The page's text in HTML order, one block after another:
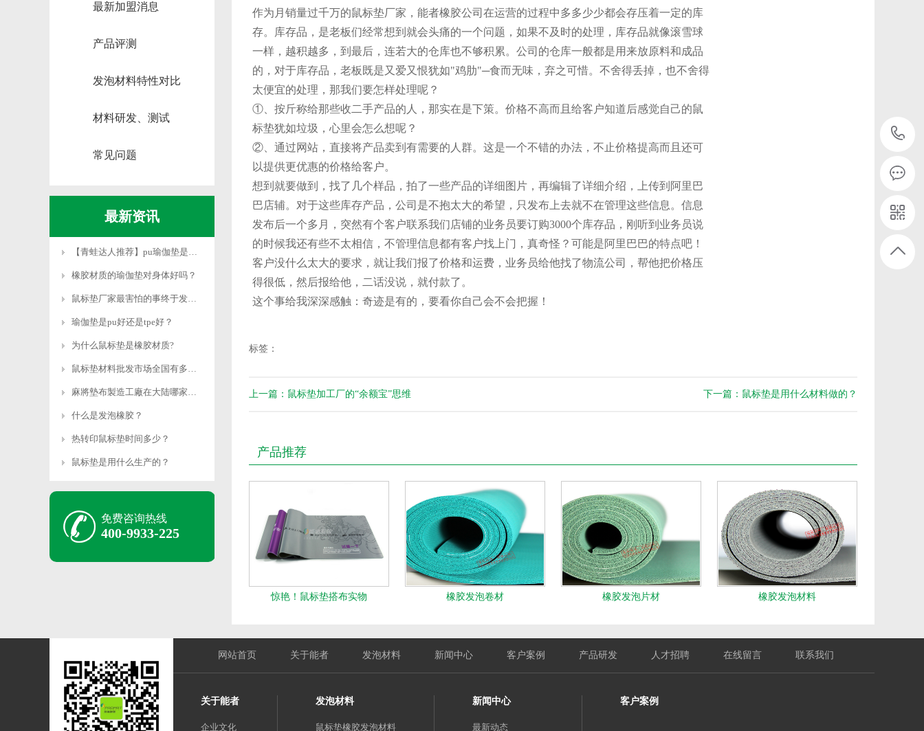
最新加盟消息
产品评测
发泡材料特性对比
材料研发、测试
常见问题
最新资讯
【青蛙达人推荐】pu瑜伽垫是什么材质
橡胶材质的瑜伽垫对身体好吗？
鼠标垫厂家最害怕的事终于发生了！
瑜伽垫是pu好还是tpe好？
为什么鼠标垫是橡胶材质?
鼠标垫材料批发市场全国有多少？
麻將墊布製造工廠在大陆哪家好？
什么是发泡橡胶？
热转印鼠标垫时间多少？
鼠标垫是用什么生产的？
免费咨询热线
400-9933-225
作为月销量过千万的鼠标垫厂家，能者橡胶公司在运营的过程中多多少少都会存压着一定的库
存。库存品，是老板们经常想到就会头痛的一个问题，如果不及时的处理，库存品就像滚雪球
一样，越积越多，到最后，连若大的仓库也不够积累。公司的仓库一般都是用来放原料和成品
的，对于库存品，老板既是又爱又恨犹如"鸡肋"─食而无味，弃之可惜。不舍得丢掉，也不舍得
太便宜的处理，那我们要怎样处理呢？
①、按斤称给那些收二手产品的人，那实在是下策。价格不高而且给客户知道后感觉自己的鼠
标垫犹如垃圾，心里会怎么想呢？
②、通过网站，直接将产品卖到有需要的人群。这是一个不错的办法，不止价格提高而且还可
以提供更优惠的价格给客户。
想到就要做到，找了几个样品，拍了一些产品的详细图片，再编辑了详细介绍，上传到阿里巴
巴店辅。对于这些库存产品，公司是不抱太大的希望，只发布上去就不在管理这些信息。信息
发布后一个多月，突然有个客户联系我们店铺的业务员要订购3000个库存品，刚听到业务员说
的时候我还有些不太相信，不管理信息都有客户找上门，真奇怪？可能是阿里巴巴的特点吧！
客户没什么太大的要求，就让我们报了价格和运费，业务员给他找了物流公司，帮他把价格压
得很低，然后报给他，二话没说，就付款了。
这个事给我深深感触：奇迹是有的，要看你自己会不会把握！
标签：
上一篇：鼠标垫加工厂的“余额宝”思维 下一篇：鼠标垫是用什么材料做的？
产品推荐
惊艳！鼠标垫搭布实物 橡胶发泡卷材 橡胶发泡片材 橡胶发泡材料
网站首页 关于能者 发泡材料 新闻中心 客户案例 产品研发 人才招聘 在线留言 联系我们
关于能者
企业文化
发泡材料
鼠标垫橡胶发泡材料
新闻中心
最新动态
客户案例